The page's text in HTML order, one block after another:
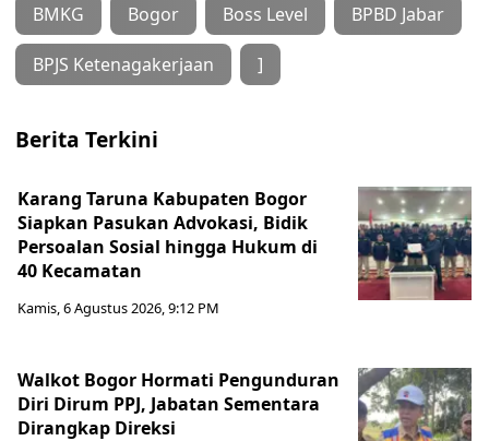
BMKG Bogor Boss Level BPBD Jabar
BPJS Ketenagakerjaan ]
Berita Terkini
Karang Taruna Kabupaten Bogor
Siapkan Pasukan Advokasi, Bidik
Persoalan Sosial hingga Hukum di
40 Kecamatan
Kamis, 6 Agustus 2026, 9:12 PM
Walkot Bogor Hormati Pengunduran
Diri Dirum PPJ, Jabatan Sementara
Dirangkap Direksi